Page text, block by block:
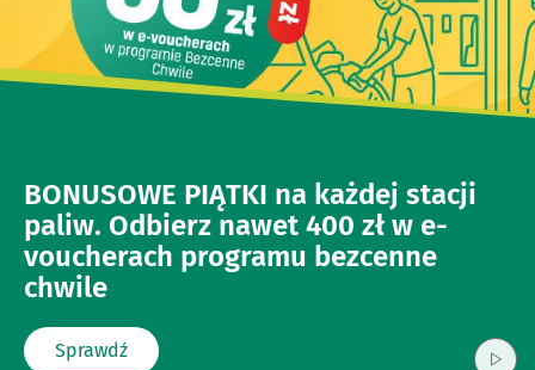
BONUSOWE PIĄTKI na każdej stacji
paliw. Odbierz nawet 400 zł w e-
voucherach programu bezcenne
chwile
Sprawdź